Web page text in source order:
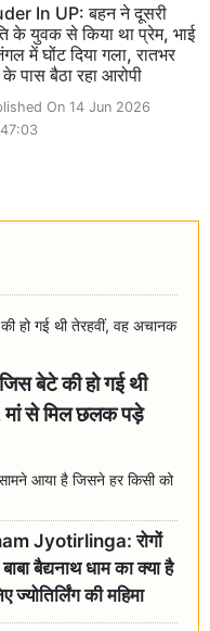
In UP: बहन ने दूसरी
के युवक से किया था प्रेम, भाई
में घोंट दिया गला, रातभर
पास बैठा रहा आरोपी
On 14 Jun 2026
बेटे की हो गई थी
मां से मिल छलक पड़े
आया है जिसने हर किसी को
Jyotirlinga: रोगों
बैद्यनाथ धाम का क्या है
की महिमा